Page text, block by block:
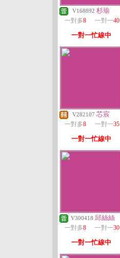
V168892 杉瑜
一對多8 一對一40
一對一忙線中
V282107 芯宸
一對多8 一對一35
一對一忙線中
V300418 邱絲絲
一對多8 一對一30
一對一忙線中